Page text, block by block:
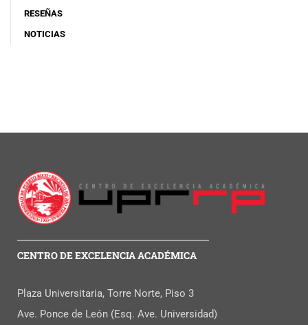
RESEÑAS
NOTICIAS
CENTRO DE EXCELENCIA ACADÉMICA
Plaza Universitaria, Torre Norte, Piso 3
Ave. Ponce de León (Esq. Ave. Universidad)